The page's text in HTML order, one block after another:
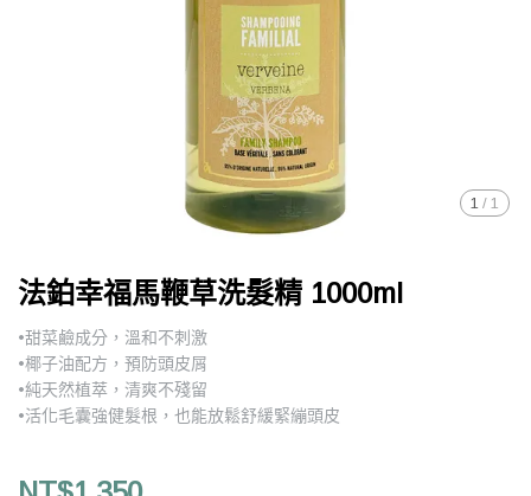
1 / 1
法鉑幸福馬鞭草洗髮精 1000ml
•甜菜鹼成分，溫和不刺激
•椰子油配方，預防頭皮屑
•純天然植萃，清爽不殘留
•活化毛囊強健髮根，也能放鬆舒緩緊繃頭皮